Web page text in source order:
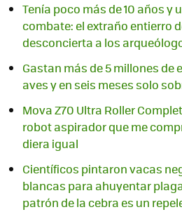
Tenía poco más de 10 años y
combate: el extraño entierro
desconcierta a los
Gastan más de 5 millones de
aves y en seis meses solo
Mova Z70 Ultra Roller
robot aspirador que me
diera igual
Científicos pintaron vacas
blancas para ahuyentar
patrón de la cebra es un